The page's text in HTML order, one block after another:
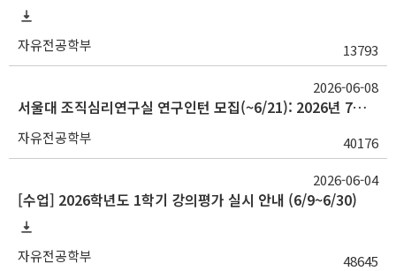
자유전공학부 13793
서울대 조직심리연구실 연구인턴 모집(~6/21): 2026년 7월 시작
자유전공학부 40176
2026-06-08
[수업] 2026학년도 1학기 강의평가 실시 안내 (6/9~6/30)
자유전공학부 48645
2026-06-04